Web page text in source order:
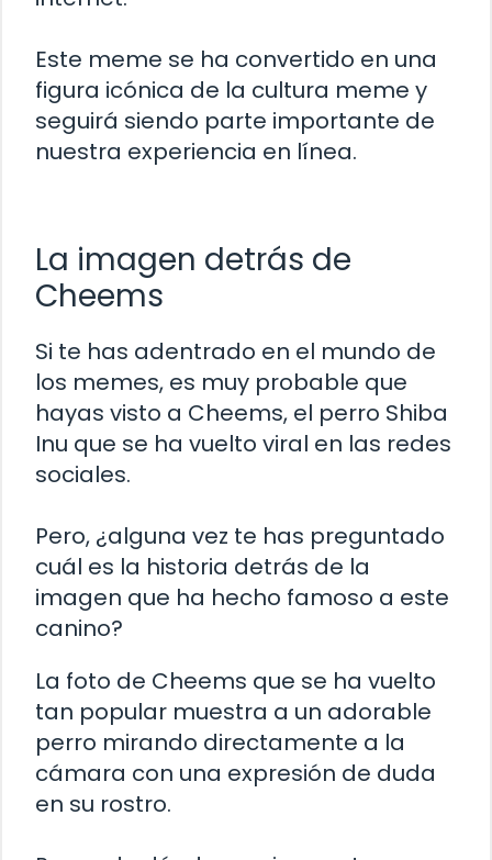
Este meme se ha convertido en una
figura icónica de la cultura meme y
seguirá siendo parte importante de
nuestra experiencia en línea.
La imagen detrás de
Cheems
Si te has adentrado en el mundo de
los memes, es muy probable que
hayas visto a Cheems, el perro Shiba
Inu que se ha vuelto viral en las redes
sociales.
Pero, ¿alguna vez te has preguntado
cuál es la historia detrás de la
imagen que ha hecho famoso a este
canino?
La foto de Cheems que se ha vuelto
tan popular muestra a un adorable
perro mirando directamente a la
cámara con una expresión de duda
en su rostro.